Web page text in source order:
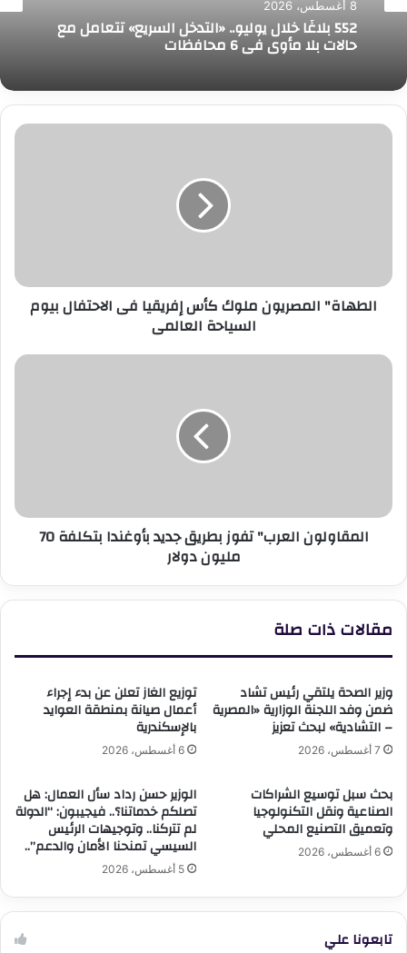
8 أغسطس، 2026
552 بلاغًا خلال يوليو.. «التدخل السريع» تتعامل مع
حالات بلا مأوى في 6 محافظات
الطهاة"
السياحة
العالمى
الطهاة" المصريون ملوك كأس إفريقيا فى الاحتفال بيوم
السياحة العالمى
المقاولون
مليون
المقاولون العرب" تفوز بطريق جديد بأوغندا بتكلفة 70
مليون دولار
مقالات ذات صلة
وزير الصحة يلتقي رئيس تشاد
ضمن وفد اللجنة الوزارية «المصرية
– التشادية» لبحث تعزيز
7 أغسطس، 2026
توزيع الغاز تعلن عن بدء إجراء
أعمال صيانة بمنطقة العوايد
بالإسكندرية
6 أغسطس، 2026
بحث سبل توسيع الشراكات
الصناعية ونقل التكنولوجيا
وتعميق التصنيع المحلي
6 أغسطس، 2026
الوزير حسن رداد سأل العمال: هل
تصلكم خدماتنا؟.. فيجيبون: “الدولة
لم تتركنا.. وتوجيهات الرئيس
السيسي تمنحنا الأمان والدعم”..
5 أغسطس، 2026
تابعونا علي